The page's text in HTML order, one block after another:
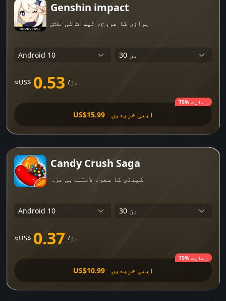
Genshin impact
ہواؤں کا عروج، ٹیواٹ کی تلاش
≈US$ 0.53 /دن
US$15.99 ابھی خریدیں
75% رعایت
Candy Crush Saga
کینڈی کا سفر، لامتناہی مزہ
≈US$ 0.37 /دن
US$10.99 ابھی خریدیں
75% رعایت